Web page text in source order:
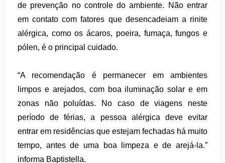
de prevenção no controle do ambiente. Não entrar
em contato com fatores que desencadeiam a rinite
alérgica, como os ácaros, poeira, fumaça, fungos e
pólen, é o principal cuidado.
“A recomendação é permanecer em ambientes
limpos e arejados, com boa iluminação solar e em
zonas não poluídas. No caso de viagens neste
período de férias, a pessoa alérgica deve evitar
entrar em residências que estejam fechadas há muito
tempo, antes de uma boa limpeza e de arejá-la.”
informa Baptistella.